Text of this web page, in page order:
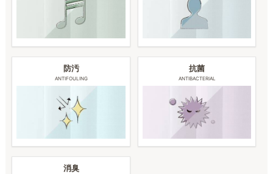
防汚
ANTIFOULING
抗菌
ANTIBACTERIAL
消臭